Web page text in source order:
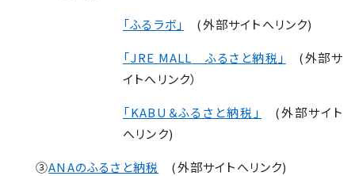
「ふるラボ」
(外部サイトへリンク)
「JRE MALL ふるさと納税」
(外部サ
イトへリンク）
「KABU ＆ふるさと納税」
(外部サイト
へリンク)
③ANAのふるさと納税 (外部サイトへリンク)